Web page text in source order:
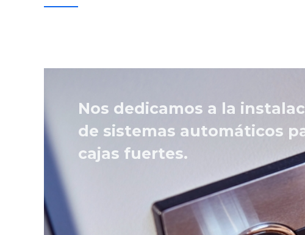
Nos dedicamos a la
de sistemas automáticos
cajas fuertes.